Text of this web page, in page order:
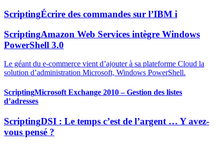
ScriptingÉcrire des commandes sur l’IBM i
ScriptingAmazon Web Services intègre Windows
PowerShell 3.0
Le géant du e-commerce vient d’ajouter à sa plateforme Cloud la
solution d’administration Microsoft, Windows PowerShell.
ScriptingMicrosoft Exchange 2010 – Gestion des listes
d’adresses
ScriptingDSI : Le temps c’est de l’argent … Y avez-
vous pensé ?